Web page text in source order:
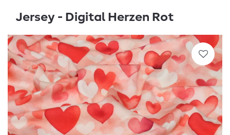
Jersey - Digital Herzen Rot